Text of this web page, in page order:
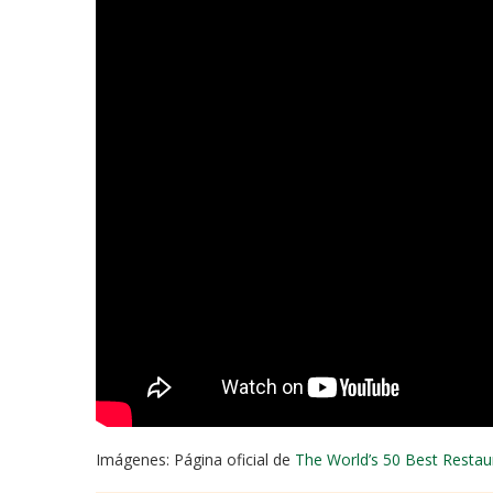
Imágenes: Página oficial de The World’s 50 Best